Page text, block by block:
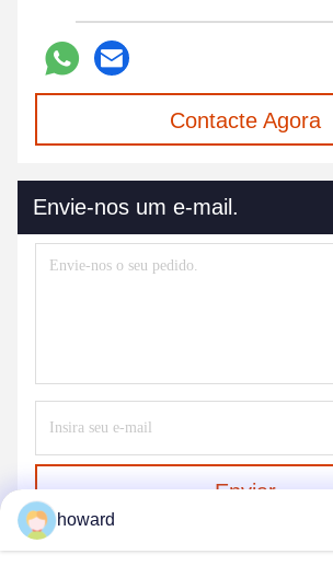
Contacte Agora
Envie-nos um e-mail.
Enviar
howard